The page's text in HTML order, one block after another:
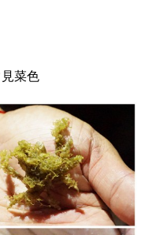
菜色